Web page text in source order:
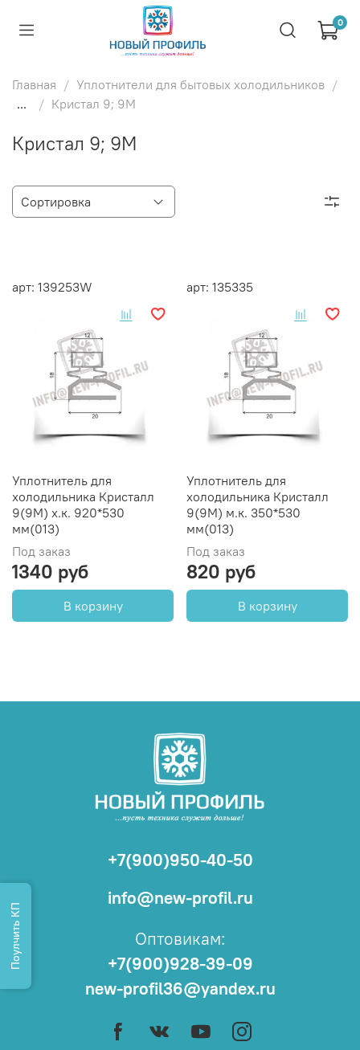
0
Главная
Уплотнители для бытовых холодильников
...
Кристал 9; 9М
Кристал 9; 9М
арт: 139253W
Уплотнитель для
холодильника Кристалл
9(9M) х.к. 920*530
мм(013)
Под заказ
1340 руб
В корзину
арт: 135335
Уплотнитель для
холодильника Кристалл
9(9M) м.к. 350*530
мм(013)
Под заказ
820 руб
В корзину
+7(900)950-40-50
info@new-profil.ru
Оптовикам:
+7(900)928-39-09
new-profil36@yandex.ru
Поулчить КП